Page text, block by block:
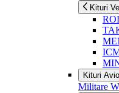
Kituri
Kituri
Militare